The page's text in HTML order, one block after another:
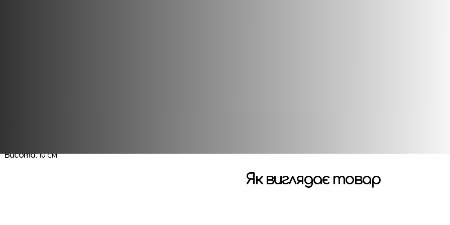
Висота:10 см
Як виглядає товар